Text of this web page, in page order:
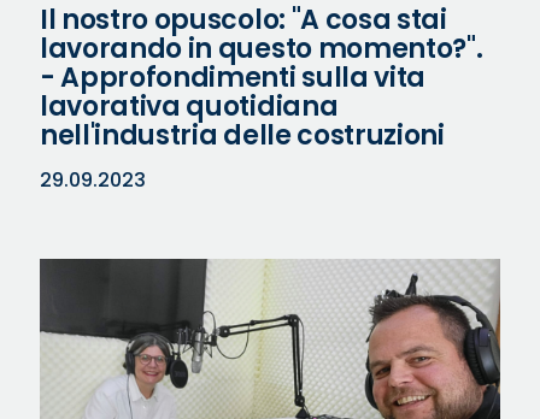
Il nostro opuscolo: "A cosa stai
lavorando in questo momento?".
- Approfondimenti sulla vita
lavorativa quotidiana
nell'industria delle costruzioni
29.09.2023